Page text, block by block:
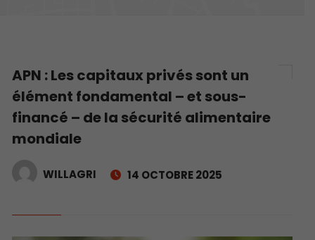
APN : Les capitaux privés sont un
élément fondamental – et sous-
financé – de la sécurité alimentaire
mondiale
WILLAGRI 14 OCTOBRE 2025